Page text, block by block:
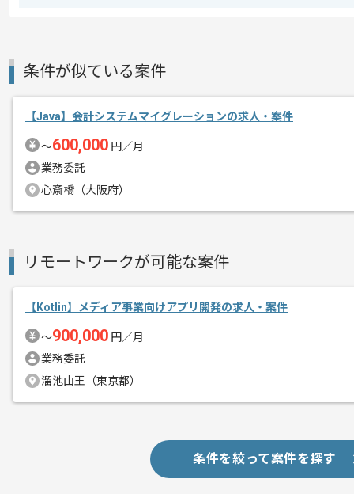
メント
レバテックでの実績がある企業の案件で
複数案件を保有している企業ですので、
ご経験と実績に応じてスライド案件の
条件が似ている案件
【Java】会計システムマイグレーションの求人・案件
〜600,000 円／月
業務委託
心斎橋（大阪府）
リモートワークが可能な案件
【Kotlin】メディア事業向けアプリ開発の求人・案件
〜900,000 円／月
業務委託
溜池山王（東京都）
条件を絞って案件を探す